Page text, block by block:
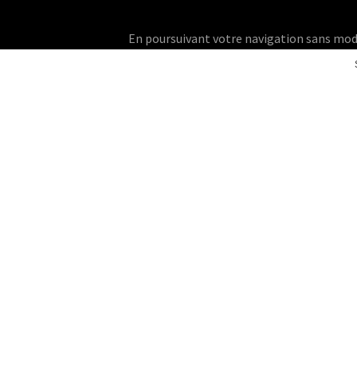
En poursuivant votre navigation sans